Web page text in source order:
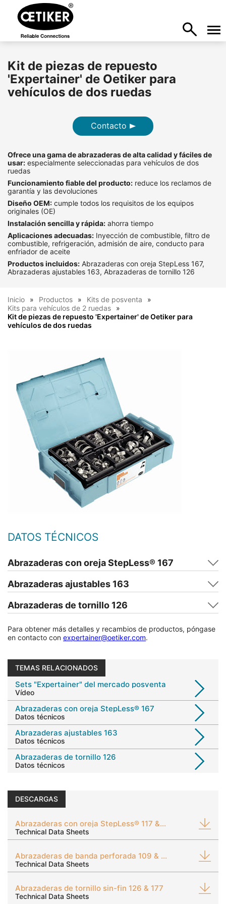
Kit de piezas de repuesto
'Expertainer' de Oetiker para
vehículos de dos ruedas
Contacto
Ofrece una gama de abrazaderas de alta calidad y fáciles de
usar: especialmente seleccionadas para vehículos de dos
ruedas
Funcionamiento fiable del producto: reduce los reclamos de
garantía y las devoluciones
Diseño OEM: cumple todos los requisitos de los equipos
originales (OE)
Instalación sencilla y rápida: ahorra tiempo
Aplicaciones adecuadas: Inyección de combustible, filtro de
combustible, refrigeración, admisión de aire, conducto para
enfriador de aceite
Productos incluidos: Abrazaderas con oreja StepLess 167,
Abrazaderas ajustables 163, Abrazaderas de tornillo 126
Inicio Productos
Kits de posventa
Kits para vehículos de 2 ruedas
Kit de piezas de repuesto 'Expertainer' de Oetiker para
vehículos de dos ruedas
DATOS TÉCNICOS
Abrazaderas con oreja StepLess® 167
Abrazaderas ajustables 163
Abrazaderas de tornillo 126
Para obtener más detalles y recambios de productos, póngase
en contacto con expertainer@oetiker.com.
TEMAS RELACIONADOS
Sets "Expertainer" del mercado posventa
Vídeo
Abrazaderas con oreja StepLess® 167
Datos técnicos
Abrazaderas ajustables 163
Datos técnicos
Abrazaderas de tornillo 126
Datos técnicos
DESCARGAS
Abrazaderas con oreja StepLess® 117 & 167
Technical Data Sheets
Abrazaderas de banda perforada 109 & 159 & 163
Technical Data Sheets
Abrazaderas de tornillo sin-fin 126 & 177
Technical Data Sheets